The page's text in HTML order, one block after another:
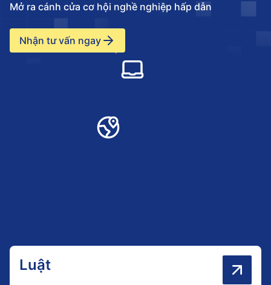
Mở ra cánh cửa cơ hội nghề nghiệp hấp dẫn
Nhận tư vấn ngay
Luật